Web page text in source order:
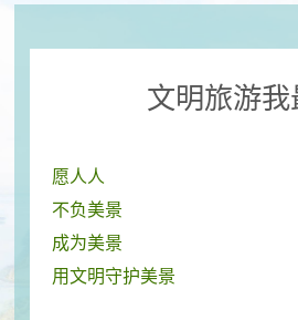
文明旅游我
愿人人
不负美景
成为美景
用文明守护美景